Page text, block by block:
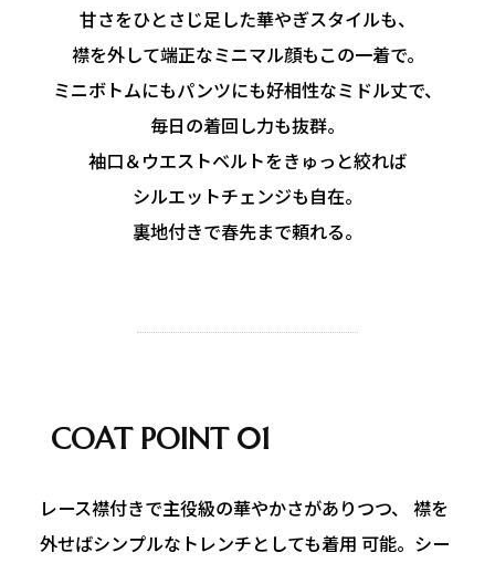
甘さをひとさじ足した華やぎスタイルも、
襟を外して端正なミニマル顔もこの一着で。
ミニボトムにもパンツにも好相性なミドル丈で、
毎日の着回し力も抜群。
袖口＆ウエストベルトをきゅっと絞れば
シルエットチェンジも自在。
裏地付きで春先まで頼れる。
COAT POINT 01
レース襟付きで主役級の華やかさがありつつ、 襟を
外せばシンプルなトレンチとしても着用 可能。シー